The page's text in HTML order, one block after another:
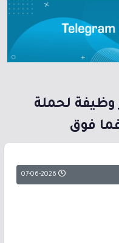
وظيفة لحملة
فوق
07-06-2026